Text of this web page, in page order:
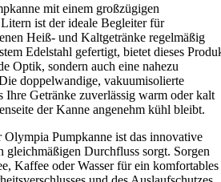
mit einem großzügigen
ist der ideale Begleiter für
Heiß- und Kaltgetränke regelmäßig
Edelstahl gefertigt, bietet dieses
Optik, sondern auch eine nahezu
doppelwandige, vakuumisolierte
Ihre Getränke zuverlässig warm oder kalt
der Kanne angenehm kühl bleibt.
Pumpkanne ist das innovative
gleichmäßigen Durchfluss sorgt. Sorgen
Kaffee oder Wasser für ein komfortables